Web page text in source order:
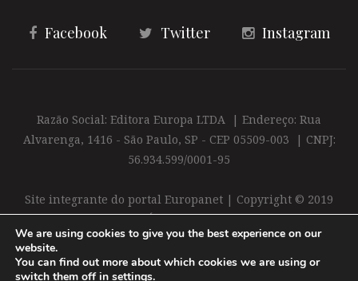
Facebook Twitter Instagram
Razão Social: Editora Europa LTDA | Endereço: Rua
Alvarenga, 1416 - São Paulo, SP - CEP 05509-003 | CNPJ:
56.934.599/0001-95
Site integrante do portal Europanet | Copyright © 2019
Editora Europa Ltda. É proibida a reprodução total ou
parcial do conteúdo deste site
We are using cookies to give you the best experience on our
website.
You can find out more about which cookies we are using or
switch them off in settings.